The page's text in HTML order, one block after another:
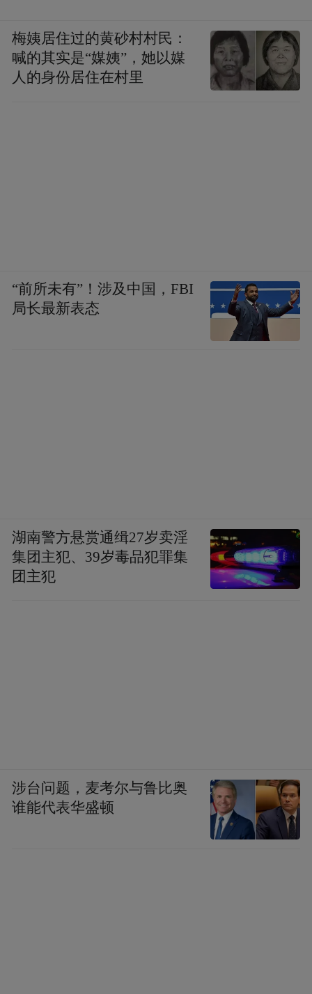
梅姨居住过的黄砂村村民：
喊的其实是“媒姨”，她以媒
人的身份居住在村里
“前所未有”！涉及中国，FBI
局长最新表态
湖南警方悬赏通缉27岁卖淫
集团主犯、39岁毒品犯罪集
团主犯
涉台问题，麦考尔与鲁比奥
谁能代表华盛顿